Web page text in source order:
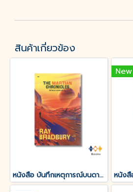
สินค้าเกี่ยวข้อง
หนังสือ บันทึกเหตุการณ์บนดาวอังคาร THE MARTIAN CHRONICLES
New